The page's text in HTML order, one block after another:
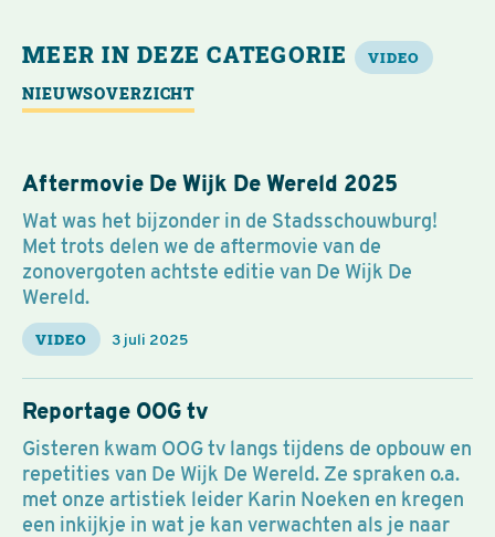
MEER IN DEZE CATEGORIE VIDEO
NIEUWSOVERZICHT
Aftermovie De Wijk De Wereld 2025
Wat was het bijzonder in de Stadsschouwburg!
Met trots delen we de aftermovie van de
zonovergoten achtste editie van De Wijk De
Wereld.
VIDEO 3 juli 2025
Reportage OOG tv
Gisteren kwam OOG tv langs tijdens de opbouw en
repetities van De Wijk De Wereld. Ze spraken o.a.
met onze artistiek leider Karin Noeken en kregen
een inkijkje in wat je kan verwachten als je naar